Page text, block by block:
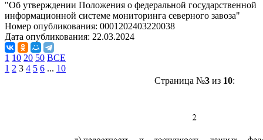
"Об утверждении Положения о федеральной государственной
информационной системе мониторинга северного завоза"
Номер опубликования: 0001202403220038
Дата опубликования: 22.03.2024
1 10 20 50 ВСЕ
1 2 3 4 5 6 ... 10
Страница №3из 10: